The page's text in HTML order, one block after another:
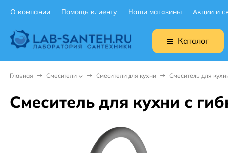
О компании Помощь клиенту Наши магазины Акции и
Каталог
Главная Смесители Смесители для кухни Смеситель для
Смеситель для кухни с